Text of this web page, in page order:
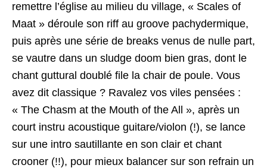
remettre l’église au milieu du village, « Scales of
Maat » déroule son riff au groove pachydermique,
puis après une série de breaks venus de nulle part,
se vautre dans un sludge doom bien gras, dont le
chant guttural doublé file la chair de poule. Vous
avez dit classique ? Ravalez vos viles pensées :
« The Chasm at the Mouth of the All », après un
court instru acoustique guitare/violon (!), se lance
sur une intro sautillante en son clair et chant
crooner (!!), pour mieux balancer sur son refrain un